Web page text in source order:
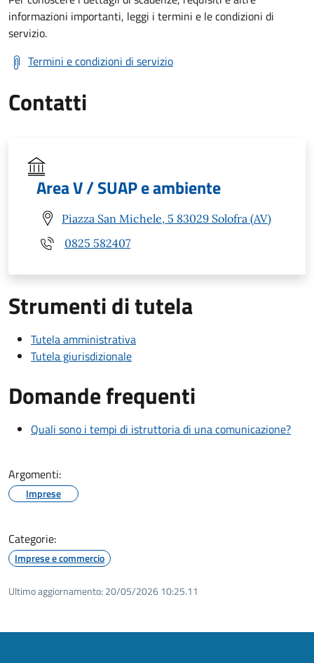
informazioni importanti, leggi i termini e le condizioni di
servizio.
Termini e condizioni di servizio
Contatti
Area V / SUAP e ambiente
Piazza San Michele, 5 83029 Solofra (AV)
0825 582407
Strumenti di tutela
Tutela amministrativa
Tutela giurisdizionale
Domande frequenti
Quali sono i tempi di istruttoria di una comunicazione?
Argomenti:
Imprese
Categorie:
Imprese e commercio
Ultimo aggiornamento: 20/05/2026 10:25.11